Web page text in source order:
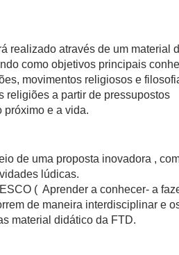
realizado através de um material
como objetivos principais
movimentos religiosos e
religiões a partir de pressupostos
próximo e a vida.
de uma proposta inovadora ,
lúdicas.
( Aprender a conhecer- a
de maneira interdisciplinar e
material didático da FTD.